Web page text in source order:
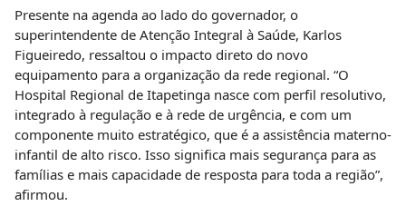
Presente na agenda ao lado do governador, o
superintendente de Atenção Integral à Saúde, Karlos
Figueiredo, ressaltou o impacto direto do novo
equipamento para a organização da rede regional. “O
Hospital Regional de Itapetinga nasce com perfil resolutivo,
integrado à regulação e à rede de urgência, e com um
componente muito estratégico, que é a assistência materno-
infantil de alto risco. Isso significa mais segurança para as
famílias e mais capacidade de resposta para toda a região”,
afirmou.